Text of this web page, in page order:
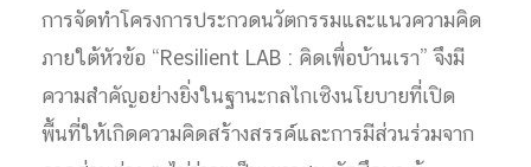
การจัดทำโครงการประกวดนวัตกรรมและแนวความคิด
ภายใต้หัวข้อ “Resilient LAB : คิดเพื่อบ้านเรา” จึงมี
ความสำคัญอย่างยิ่งในฐานะกลไกเชิงนโยบายที่เปิด
พื้นที่ให้เกิดความคิดสร้างสรรค์และการมีส่วนร่วมจาก